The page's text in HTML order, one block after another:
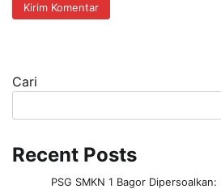
Cari
Recent Posts
PSG SMKN 1 Bagor